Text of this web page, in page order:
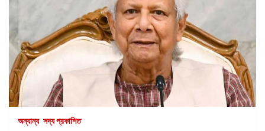
অন্যান্য সদ্য প্রকাশিত